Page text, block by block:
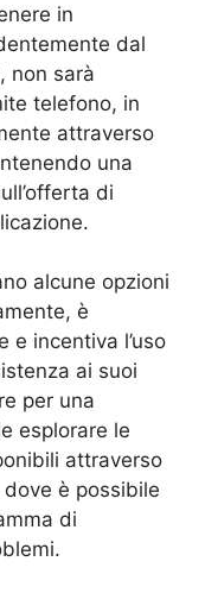
in
dal
non sarà
telefono, in
attraverso
una
di
alcune opzioni
è
e incentiva l’uso
ai suoi
per una
esplorare le
attraverso
dove è possibile
di